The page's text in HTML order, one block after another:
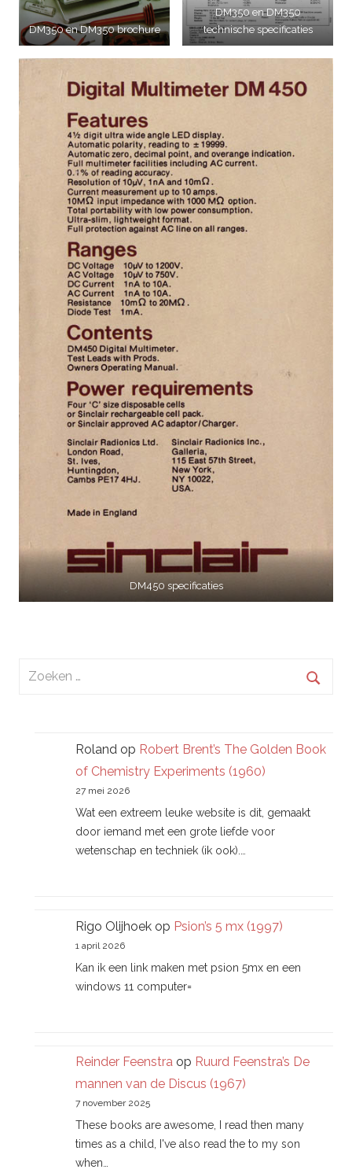
DM350 en DM350 brochure
DM350 en DM350
technische specificaties
DM450 specificaties
Zoeken
Roland op Robert Brent’s The Golden Book
of Chemistry Experiments (1960)
27 mei 2026
Wat een extreem leuke website is dit, gemaakt
door iemand met een grote liefde voor
wetenschap en techniek (ik ook).…
Rigo Olijhoek op Psion’s 5 mx (1997)
1 april 2026
Kan ik een link maken met psion 5mx en een
windows 11 computer=
Reinder Feenstra op Ruurd Feenstra’s De
mannen van de Discus (1967)
7 november 2025
These books are awesome, I read then many
times as a child, I've also read the to my son
when…